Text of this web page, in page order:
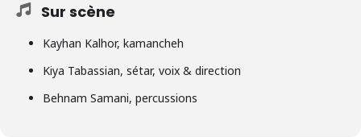
Sur scène
Kayhan Kalhor, kamancheh
Kiya Tabassian, sétar, voix & direction
Behnam Samani, percussions